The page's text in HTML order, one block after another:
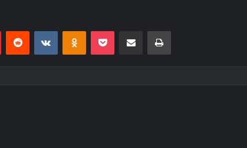
PinterestReddit VKontakteOdnoklassniki
Pocket E-Posta ile paylaş Yazdır